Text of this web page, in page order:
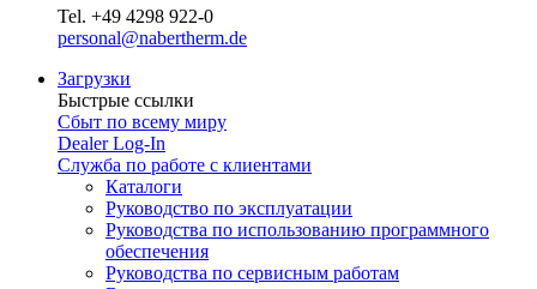
Tel. +49 4298 922-0
personal@nabertherm.de
Загрузки
Быстрые ссылки
Сбыт по всему миру
Dealer Log-In
Служба по работе с клиентами
Каталоги
Руководство по эксплуатации
Руководства по использованию программного
обеспечения
Руководства по сервисным работам